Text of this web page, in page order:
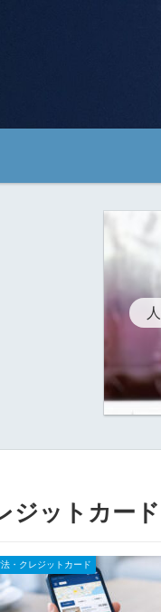
ジットカード
・クレジットカード